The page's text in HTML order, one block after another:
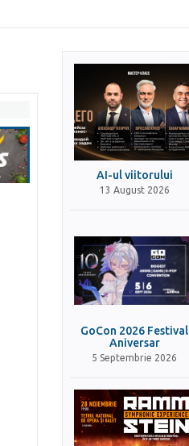
AI-ul viitorului
13 August 2026
GoCon 2026 Festival
Aniversar
5 Septembrie 2026